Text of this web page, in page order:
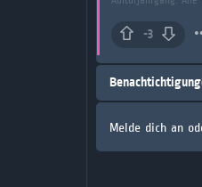
-3
Melde dich an